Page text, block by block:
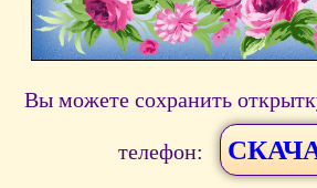
Вы можете сохранить
телефон: